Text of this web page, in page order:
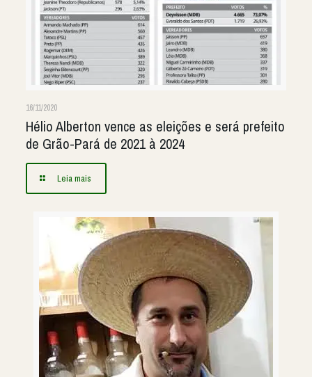
16/11/2020
Hélio Alberton vence as eleições e será prefeito
de Grão-Pará de 2021 à 2024
Leia mais